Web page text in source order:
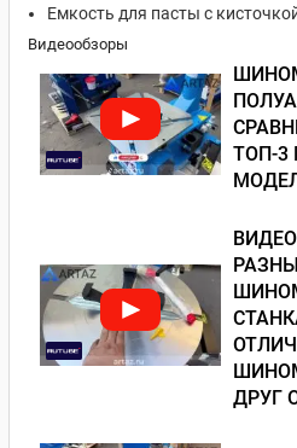
Емкость для пасты с
Видеообзоры
ТОП-
ДРУГ